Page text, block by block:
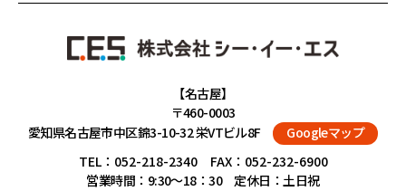
【名古屋】
〒460-0003
愛知県名古屋市中区錦3-10-32 栄VTビル8F
Googleマップ
TEL： 052-218-2340FAX：052-232-6900
営業時間：9:30～18：30 定休日：土日祝